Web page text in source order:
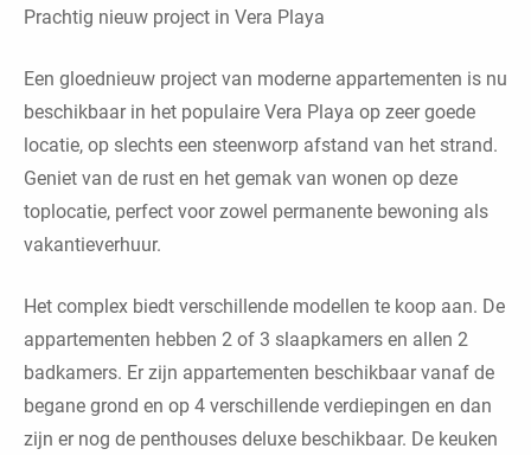
Prachtig nieuw project in Vera Playa
Een gloednieuw project van moderne appartementen is nu
beschikbaar in het populaire Vera Playa op zeer goede
locatie, op slechts een steenworp afstand van het strand.
Geniet van de rust en het gemak van wonen op deze
toplocatie, perfect voor zowel permanente bewoning als
vakantieverhuur.
Het complex biedt verschillende modellen te koop aan. De
appartementen hebben 2 of 3 slaapkamers en allen 2
badkamers. Er zijn appartementen beschikbaar vanaf de
begane grond en op 4 verschillende verdiepingen en dan
zijn er nog de penthouses deluxe beschikbaar. De keuken